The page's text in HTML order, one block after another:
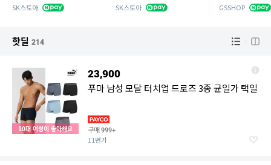
SK스토아 SK스토아 GSSHOP
핫딜 214
10대 여성이 좋아해요
23,900
푸마 남성 모달 터치업 드로즈 3종 균일가 택일
구매999+
11번가